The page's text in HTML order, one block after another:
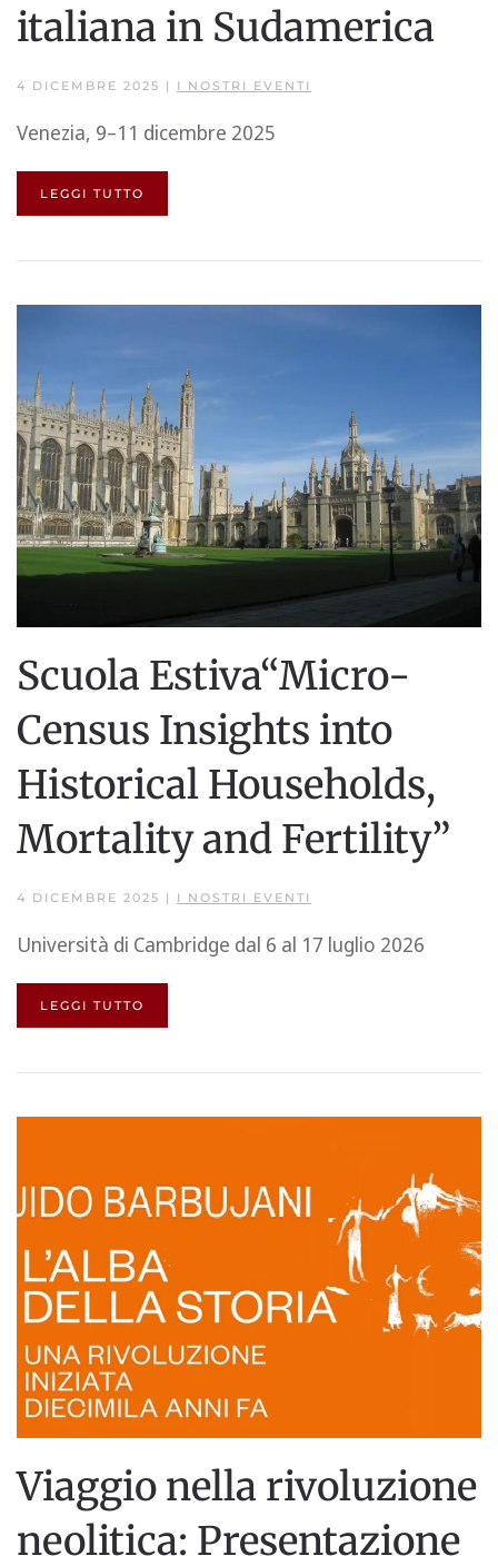
italiana in Sudamerica
4 DICEMBRE 2025 | I NOSTRI EVENTI
Venezia, 9–11 dicembre 2025
LEGGI TUTTO
Scuola Estiva“Micro-
Census Insights into
Historical Households,
Mortality and Fertility”
4 DICEMBRE 2025 | I NOSTRI EVENTI
Università di Cambridge dal 6 al 17 luglio 2026
LEGGI TUTTO
Viaggio nella rivoluzione
neolitica: Presentazione